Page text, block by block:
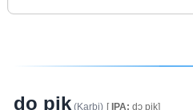
do pik(Karbi) [IPA: dɔ pik]